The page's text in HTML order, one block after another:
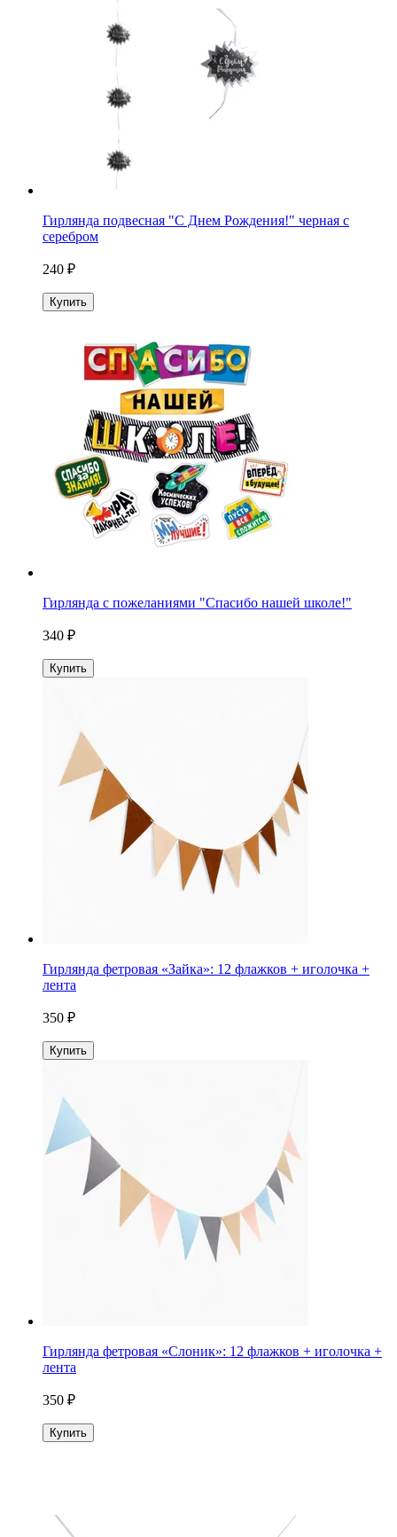
Гирлянда подвесная "С Днем Рождения!" черная с
серебром
240 ₽
Купить
Гирлянда с пожеланиями "Спасибо нашей школе!"
340 ₽
Купить
Гирлянда фетровая «Зайка»: 12 флажков + иголочка +
лента
350 ₽
Купить
Гирлянда фетровая «Слоник»: 12 флажков + иголочка +
лента
350 ₽
Купить